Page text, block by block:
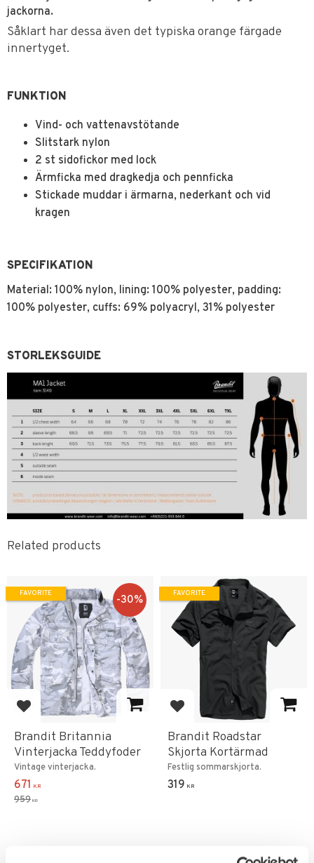
jackorna.
Såklart har dessa även det typiska orange färgade
innertyget.
FUNKTION
Vind- och vattenavstötande
Slitstark nylon
2 st sidofickor med lock
Ärmficka med dragkedja och pennficka
Stickade muddar i ärmarna, nederkant och vid
kragen
SPECIFIKATION
Material: 100% nylon, lining: 100% polyester, padding:
100% polyester, cuffs: 69% polyacryl, 31% polyester
STORLEKSGUIDE
Related products
Add to favorites
Brandit Britannia
Vinterjacka Teddyfoder
Vintage vinterjacka.
671 KR
959 KR
30%
FAVORITE
Add to favorites
Brandit Roadstar
Skjorta Kortärmad
Festlig sommarskjorta.
319 KR
FAVORITE